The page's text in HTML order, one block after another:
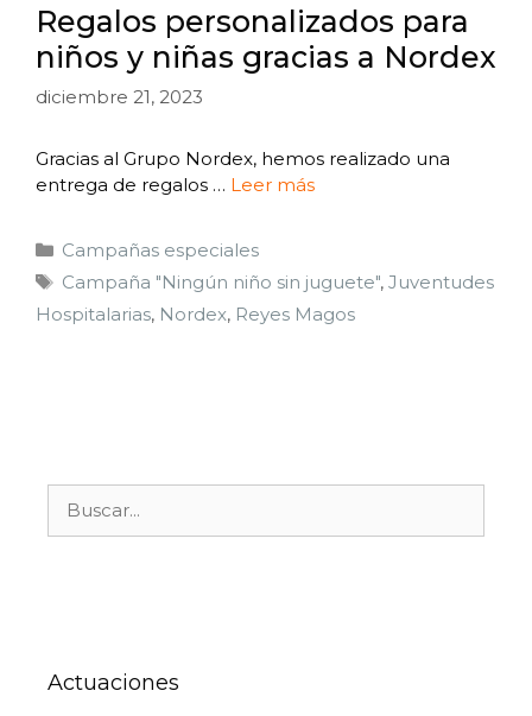
Regalos personalizados para
niños y niñas gracias a Nordex
diciembre 21, 2023
Gracias al Grupo Nordex, hemos realizado una
entrega de regalos … Leer más
Campañas especiales
Campaña "Ningún niño sin juguete", Juventudes
Hospitalarias, Nordex, Reyes Magos
Actuaciones